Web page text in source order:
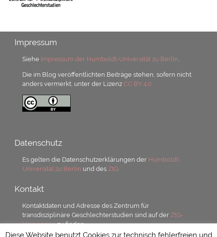
Impressum
Siehe Impressum der Humboldt-Universität zu Berlin
Die im Blog veröffentlichten Beiträge stehen, sofern nicht
anders vermerkt, unter der LizenzCC BY 4.0.
Datenschutz
Es gelten die Datenschutzerklärungen der Humboldt-
Universität zu Berlin und desZtG.
Kontakt
Kontaktdaten und Adresse des Zentrum für
transdisziplinäre Geschlechterstudien sind auf derZtG-
Homepagezu finden.
Diese Website benutzt Cookies zur technisch fehlerfreien und